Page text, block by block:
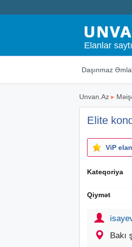
Elanlar saytı
Daşınmaz
Unvan.Az ▸
Elite
ViP
Kateqoriya
Qiymət
Bakı